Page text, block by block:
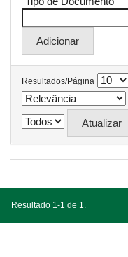
Resultados/Página
Resultado 1-1 de 1.